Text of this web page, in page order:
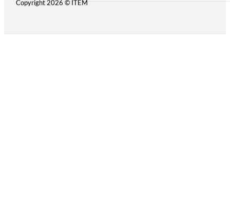
Copyright 2026 © ITEM